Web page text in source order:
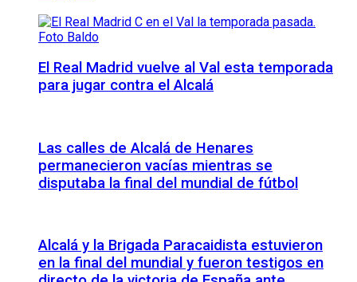
El Real Madrid vuelve al Val esta temporada
para jugar contra el Alcalá
Las calles de Alcalá de Henares
permanecieron vacías mientras se
disputaba la final del mundial de fútbol
Alcalá y la Brigada Paracaidista estuvieron
en la final del mundial y fueron testigos en